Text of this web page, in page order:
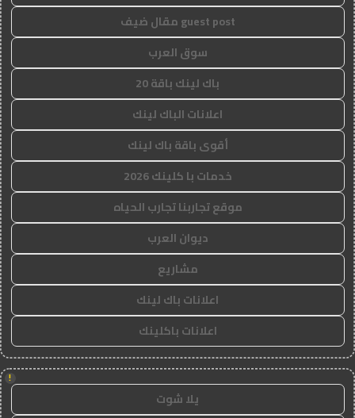
guest post مقال ضيف
سوق العرب
باك لينك باقة 20
اعلانات الباك لينك
أقوى باقة باك لينك
خدمات با كلينك 2026
موقع تجاربنا تجارب الحياه
ديوان العرب
مشاريع
اعلانات باك لينك
اعلانات باكلينك
!
يلا شوت